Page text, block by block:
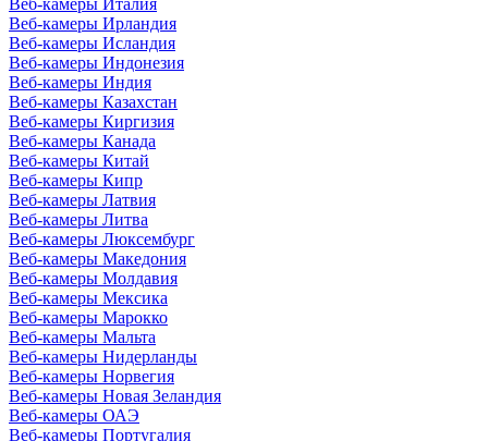
Веб-камеры Италия
Веб-камеры Ирландия
Веб-камеры Исландия
Веб-камеры Индонезия
Веб-камеры Индия
Веб-камеры Казахстан
Веб-камеры Киргизия
Веб-камеры Канада
Веб-камеры Китай
Веб-камеры Кипр
Веб-камеры Латвия
Веб-камеры Литва
Веб-камеры Люксембург
Веб-камеры Македония
Веб-камеры Молдавия
Веб-камеры Мексика
Веб-камеры Марокко
Веб-камеры Мальта
Веб-камеры Нидерланды
Веб-камеры Норвегия
Веб-камеры Новая Зеландия
Веб-камеры ОАЭ
Веб-камеры Португалия